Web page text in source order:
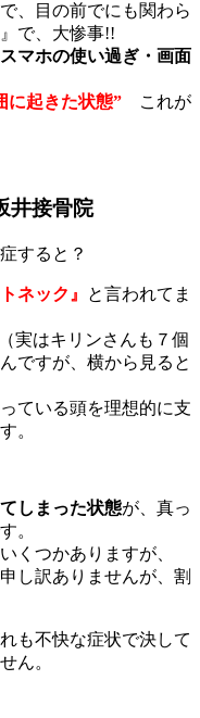
、目の前でにも関わら
で、大惨事!!
スマホの使い過ぎ・画面
に起きた状態” これが
井接骨院
すると？
ネック』
と言われてま
実はキリンさんも７個
ですが、横から見ると
ている頭を理想的に支
。
しまった状態が、真っ
。
くつかありますが、
し訳ありませんが、割
も不快な症状で決して
ん。